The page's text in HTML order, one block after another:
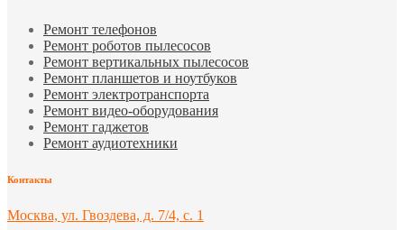
Ремонт телефонов
Ремонт роботов пылесосов
Ремонт вертикальных пылесосов
Ремонт планшетов и ноутбуков
Ремонт электротранспорта
Ремонт видео-оборудования
Ремонт гаджетов
Ремонт аудиотехники
Контакты
Москва, ул. Гвоздева, д. 7/4, с. 1